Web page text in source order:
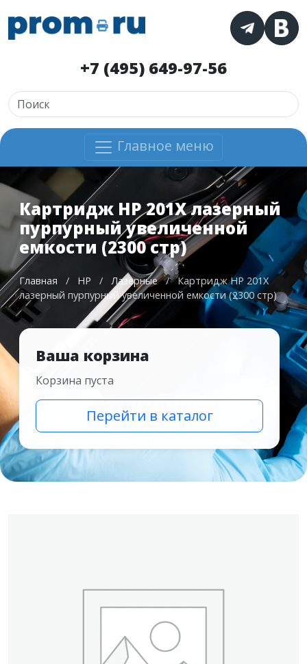
+7 (495) 649-97-56
Главное меню
Картридж HP 201X лазерный
пурпурный увеличенной
емкости (2300 стр)
Главная / HP / Лазерные /
Картридж HP 201X
лазерный пурпурный увеличенной емкости (2300 стр)
Ваша корзина
Корзина пуста
Перейти в каталог